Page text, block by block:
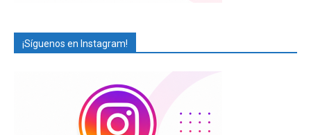
¡Síguenos en Instagram!